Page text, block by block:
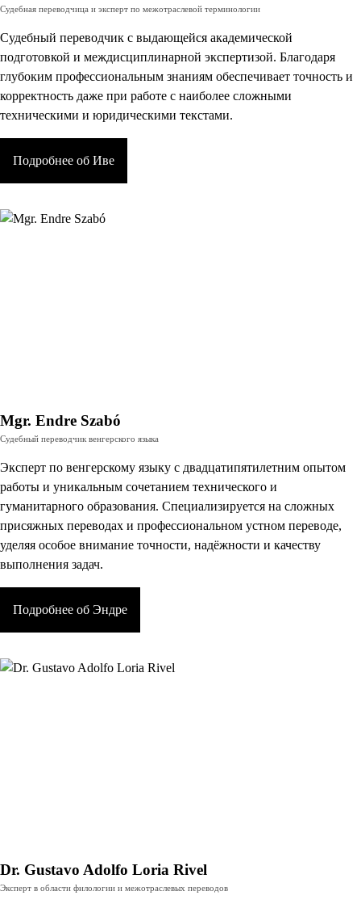
Судебная переводчица и эксперт по межотраслевой терминологии
Судебный переводчик с выдающейся академической
подготовкой и междисциплинарной экспертизой. Благодаря
глубоким профессиональным знаниям обеспечивает точность и
корректность даже при работе с наиболее сложными
техническими и юридическими текстами.
Подробнее об Иве
Mgr. Endre Szabó
Судебный переводчик венгерского языка
Эксперт по венгерскому языку с двадцатипятилетним опытом
работы и уникальным сочетанием технического и
гуманитарного образования. Специализируется на сложных
присяжных переводах и профессиональном устном переводе,
уделяя особое внимание точности, надёжности и качеству
выполнения задач.
Подробнее об Эндре
Dr. Gustavo Adolfo Loria Rivel
Эксперт в области филологии и межотраслевых переводов